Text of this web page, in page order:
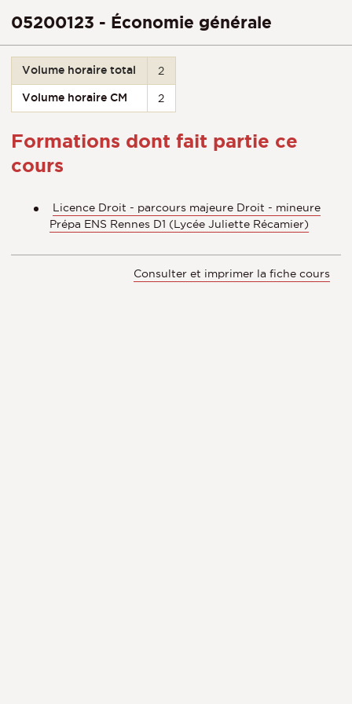
05200123 - Économie générale
Volume horaire total 2
Volume horaire CM 2
Formations dont fait partie ce
cours
Licence Droit - parcours majeure Droit - mineure
Prépa ENS Rennes D1 (Lycée Juliette Récamier)
Consulter et imprimer la fiche cours